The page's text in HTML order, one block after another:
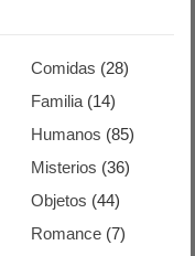
Comidas (28)
Familia(14)
Humanos (85)
Misterios (36)
Objetos (44)
Romance(7)